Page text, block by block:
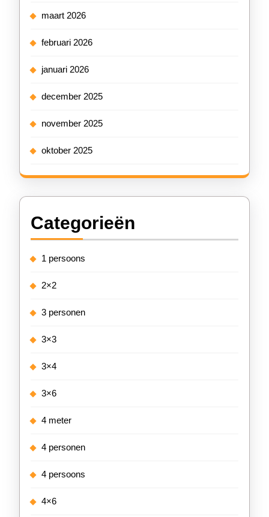
maart 2026
februari 2026
januari 2026
december 2025
november 2025
oktober 2025
Categorieën
1 persoons
2×2
3 personen
3×3
3×4
3×6
4 meter
4 personen
4 persoons
4×6